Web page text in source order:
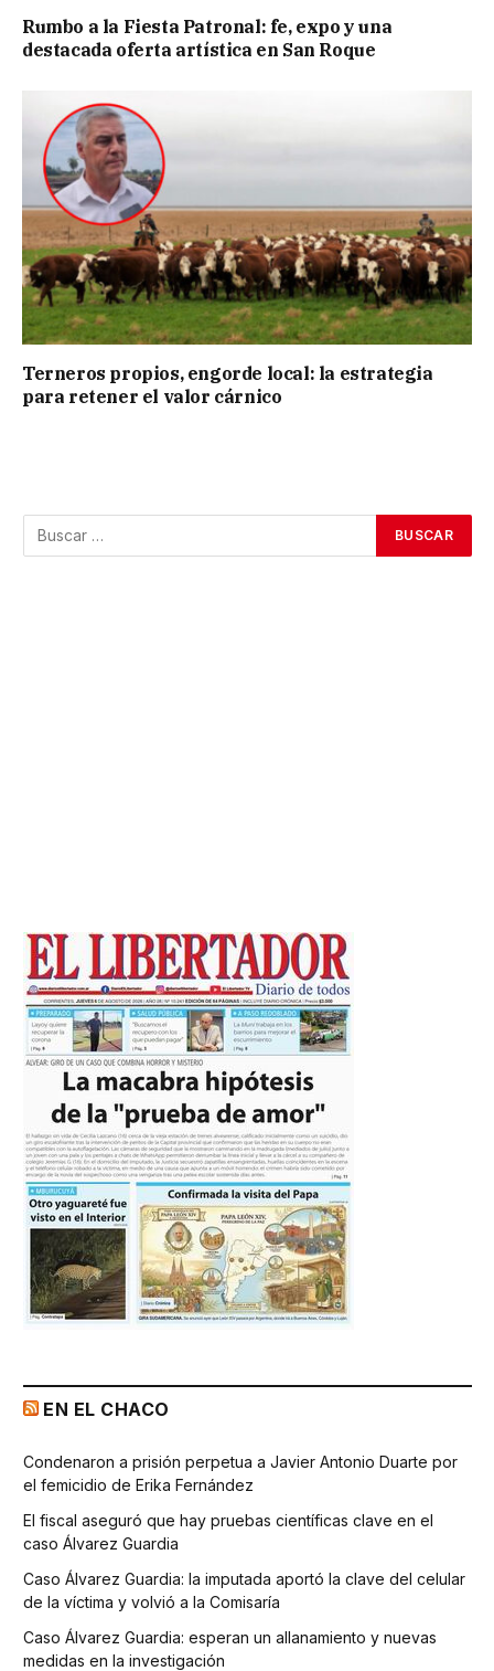
Rumbo a la Fiesta Patronal: fe, expo y una
destacada oferta artística en San Roque
Terneros propios, engorde local: la estrategia
para retener el valor cárnico
EN EL CHACO
Condenaron a prisión perpetua a Javier Antonio Duarte por
el femicidio de Erika Fernández
El fiscal aseguró que hay pruebas científicas clave en el
caso Álvarez Guardia
Caso Álvarez Guardia: la imputada aportó la clave del celular
de la víctima y volvió a la Comisaría
Caso Álvarez Guardia: esperan un allanamiento y nuevas
medidas en la investigación